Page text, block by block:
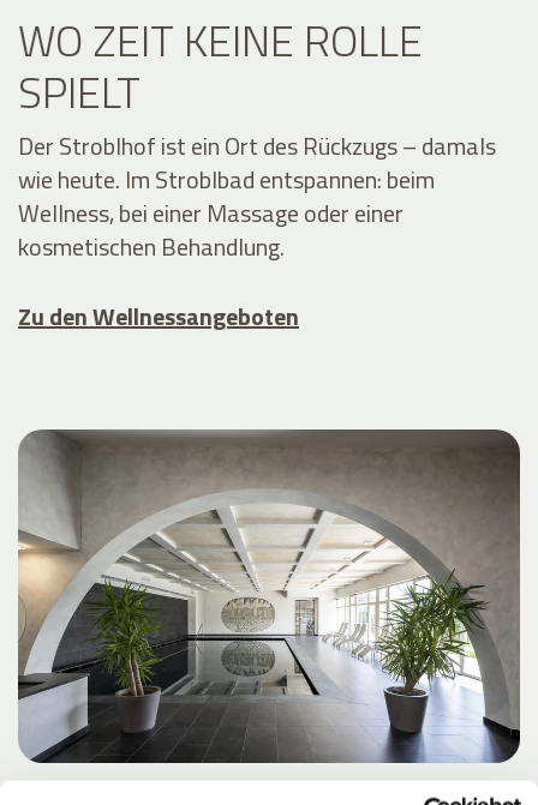
WO ZEIT KEINE ROLLE
SPIELT
Der Stroblhof ist ein Ort des Rückzugs – damals
wie heute. Im Stroblbad entspannen: beim
Wellness, bei einer Massage oder einer
kosmetischen Behandlung.
Zu den Wellnessangeboten